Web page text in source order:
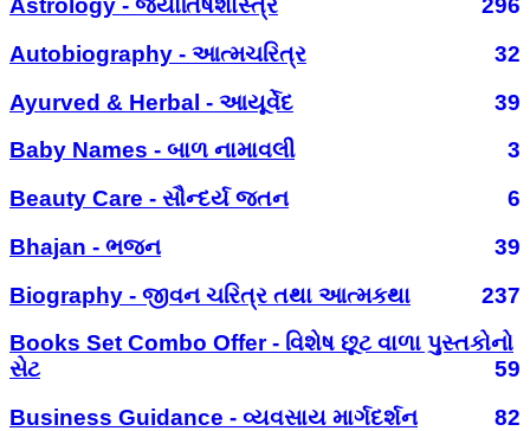
Astrology - જ્યોતિષશાસ્ત્ર
296
Autobiography - આત્મચરિત્ર
32
Ayurved & Herbal - આયૂર્વેદ
39
Baby Names - બાળ નામાવલી
3
Beauty Care - સૌન્દર્ય જતન
6
Bhajan - ભજન
39
Biography - જીવન ચરિત્ર તથા આત્મકથા
237
Books Set Combo Offer - વિશેષ છૂટ વાળા પુસ્તકોનો
સેટ
59
Business Guidance - વ્યવસાય માર્ગદર્શન
82